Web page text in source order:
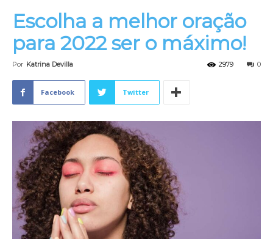
Escolha a melhor oração
para 2022 ser o máximo!
Por Katrina Devilla 0
2979
Facebook Twitter